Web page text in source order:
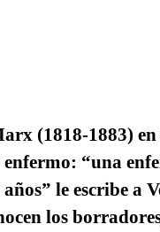
(1818-1883)
“una
le escribe a
los